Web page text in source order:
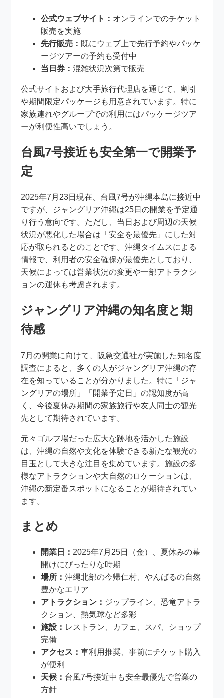
公式ウェブサイト： オンラインでのチケット
販売を実施
先行販売： 既にウェブ上で先行予約やパッケ
ージツアーの予約も受付中
当日券：混雑状況次第で販売
公式サイトおよび大手旅行代理店を通じて、割引
や期間限定パッケージも用意されています。特に
家族連れやグループでの利用にはパッケージツア
ーが利便性高いでしょう。
台風7号接近も安全第一で開業予
定
2025年7月23日現在、台風7号が沖縄本島に接近中
ですが、ジャングリア沖縄は25日の開業を予定通
り行う意向です。ただし、当日および周辺の天候
状況が悪化した場合は「安全を最優先」にした対
応が取られるとのことです。沖縄タイムスによる
情報で、利用者の安全確保が最優先としており、
天候によっては営業状況の変更や一部アトラクシ
ョンの運休も考慮されます。
ジャングリア沖縄の知名度と期
待感
7月の開業に向けて、阪急交通社が実施した知名度
調査によると、多くの人がジャングリア沖縄の存
在を知っていることが分かりました。特に「ジャ
ングリアの場所」「開業予定日」の認知度が高
く、今後夏休み期間の家族旅行や友人同士の観光
先として期待されています。
元々ゴルフ場だった広大な跡地を活かした施設
は、沖縄の自然や文化を体験できる新たな観光の
目玉として大きな注目を集めています。施設の多
様なアトラクションや大自然のロケーションは、
沖縄の新定番スポットになることが期待されてい
ます。
まとめ
開業日： 2025年7月25日（金）、夏休みの幕
開けにぴったりな時期
場所：沖縄北部の今帰仁村、やんばるの自然
豊かなエリア
アトラクション： ジップライン、恐竜アトラ
クション、熱気球など多彩
施設： レストラン、カフェ、スパ、ショップ
完備
アクセス：車利用推奨、事前にチケット購入
が便利
天候： 台風7号接近中も安全最優先で営業の
方針